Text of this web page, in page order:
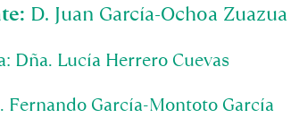
D. Juan García-Ochoa Zuazua
Dña. Lucía Herrero Cuevas
Fernando García-Montoto García